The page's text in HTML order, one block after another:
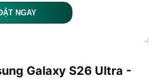
NGAY
Galaxy S26 Ultra -